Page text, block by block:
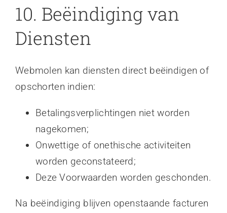
10. Beëindiging van
Diensten
Webmolen kan diensten direct beëindigen of
opschorten indien:
Betalingsverplichtingen niet worden
nagekomen;
Onwettige of onethische activiteiten
worden geconstateerd;
Deze Voorwaarden worden geschonden.
Na beëindiging blijven openstaande facturen